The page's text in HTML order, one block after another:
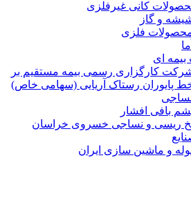
كانی غيرفلزی
و گاز
فلزی
آما
ای
کارگزاری رسمی بیمه مستقیم بر
پایوران رستاک آریایی (سهامی خاص)
بافی افشار
ریسی و نساجی خسروی خراسان
و ماشین سازی ایران